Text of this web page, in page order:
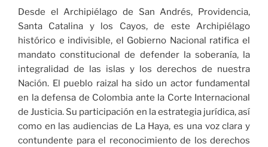
Desde el Archipiélago de San Andrés, Providencia,
Santa Catalina y los Cayos, de este Archipiélago
histórico e indivisible, el Gobierno Nacional ratifica el
mandato constitucional de defender la soberanía, la
integralidad de las islas y los derechos de nuestra
Nación. El pueblo raizal ha sido un actor fundamental
en la defensa de Colombia ante la Corte Internacional
de Justicia. Su participación en la estrategia jurídica, así
como en las audiencias de La Haya, es una voz clara y
contundente para el reconocimiento de los derechos